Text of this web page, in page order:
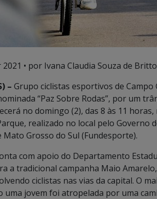
• por Ivana Claudia Souza de
– Grupo ciclistas esportivos de
“Paz Sobre Rodas”, por um
no domingo (2), das 8 às 11
realizado no local pelo Governo
Grosso do Sul (Fundesporte).
com apoio do Departamento
a tradicional campanha Maio
ciclistas nas vias da capital. O
uma jovem foi atropelada por uma